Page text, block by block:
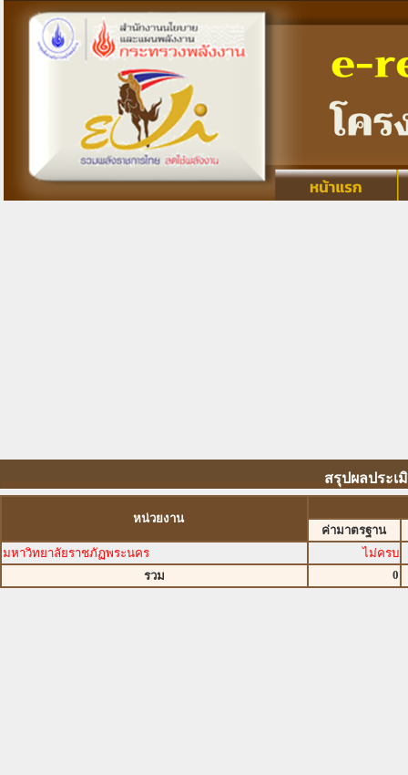
สรุปผลประเ
หน่วยงาน
ค่ามาตรฐาน
มหาวิทยาลัยราชภัฏพระนคร
ไม่ครบ
รวม
0